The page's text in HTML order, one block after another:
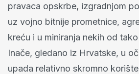
pravaca opskrbe, izgradnjom
uz vojno bitnije prometnice,
kreću i u miniranja nekih od
Inače, gledano iz Hrvatske, u
upada relativno skromno